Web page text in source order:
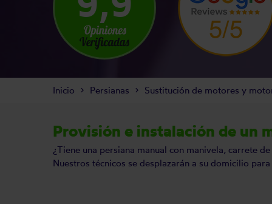
Provisión e instalación de un
¿Tiene una persiana manual con manivela, carrete
Nuestros técnicos se desplazarán a su domicilio
Inicio Persianas Sustitución de motores y